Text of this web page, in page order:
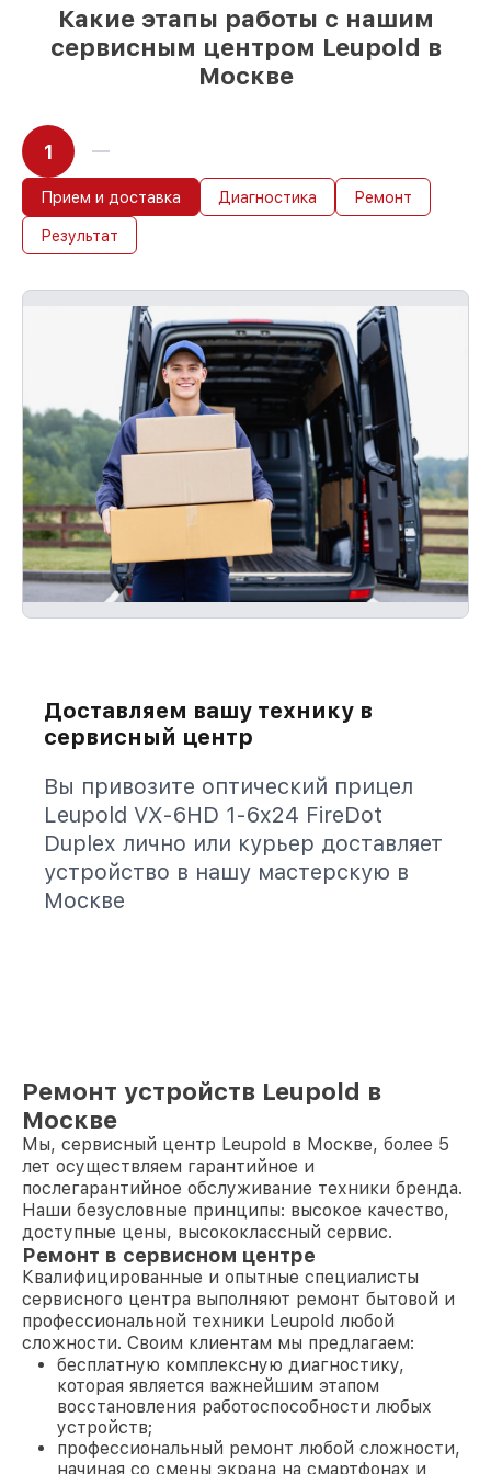
Какие этапы работы с нашим
сервисным центром Leupold в
Москве
1
Прием и доставка Диагностика Ремонт
Результат
Доставляем вашу технику в
сервисный центр
Вы привозите оптический прицел
Leupold VX-6HD 1-6x24 FireDot
Duplex лично или курьер доставляет
устройство в нашу мастерскую в
Москве
Ремонт устройств Leupold в
Москве
Мы, сервисный центр Leupold в Москве, более 5
лет осуществляем гарантийное и
послегарантийное обслуживание техники бренда.
Наши безусловные принципы: высокое качество,
доступные цены, высококлассный сервис.
Ремонт в сервисном центре
Квалифицированные и опытные специалисты
сервисного центра выполняют ремонт бытовой и
профессиональной техники Leupold любой
сложности. Своим клиентам мы предлагаем:
бесплатную комплексную диагностику,
которая является важнейшим этапом
восстановления работоспособности любых
устройств;
профессиональный ремонт любой сложности,
начиная со смены экрана на смартфонах и